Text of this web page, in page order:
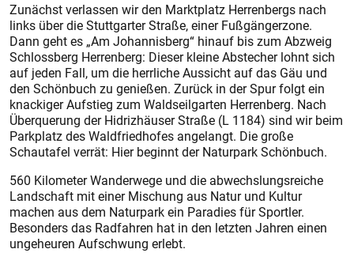
Zunächst verlassen wir den Marktplatz Herrenbergs nach
links über die Stuttgarter Straße, einer Fußgängerzone.
Dann geht es „Am Johannisberg“ hinauf bis zum Abzweig
Schlossberg Herrenberg: Dieser kleine Abstecher lohnt sich
auf jeden Fall, um die herrliche Aussicht auf das Gäu und
den Schönbuch zu genießen. Zurück in der Spur folgt ein
knackiger Aufstieg zum Waldseilgarten Herrenberg. Nach
Überquerung der Hidrizhäuser Straße (L 1184) sind wir beim
Parkplatz des Waldfriedhofes angelangt. Die große
Schautafel verrät: Hier beginnt der Naturpark Schönbuch.
560 Kilometer Wanderwege und die abwechslungsreiche
Landschaft mit einer Mischung aus Natur und Kultur
machen aus dem Naturpark ein Paradies für Sportler.
Besonders das Radfahren hat in den letzten Jahren einen
ungeheuren Aufschwung erlebt.